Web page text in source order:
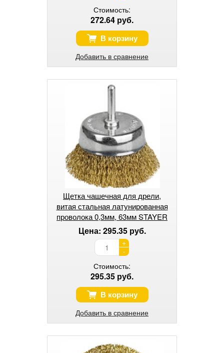
Стоимость:
272.64 руб.
В корзину
Добавить в сравнение
Щетка чашечная для дрели,
витая стальная латунированная
проволока 0,3мм, 63мм STAYER
"PROFESSIONAL".
Цена: 295.35 руб.
+
-
Стоимость:
295.35 руб.
В корзину
Добавить в сравнение